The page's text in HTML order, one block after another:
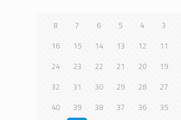
3
4
5
6
7
8
11
12
13
14
15
16
19
20
21
22
23
24
27
28
29
30
31
32
35
36
37
38
39
40